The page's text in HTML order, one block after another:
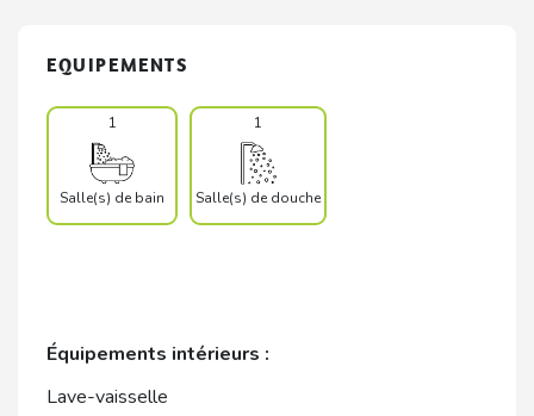
EQUIPEMENTS
1
Salle(s) de bain
1
Salle(s) de douche
Équipements intérieurs :
Lave-vaisselle